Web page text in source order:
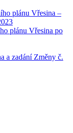
plánu Vřesina –
plánu Vřesina po
a zadání Změny č.